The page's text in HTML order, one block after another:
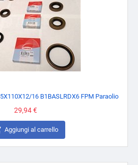
16 B1BASLRDX6 FPM Paraolio
Prezzo
29,94 €
Aggiungi al carrello